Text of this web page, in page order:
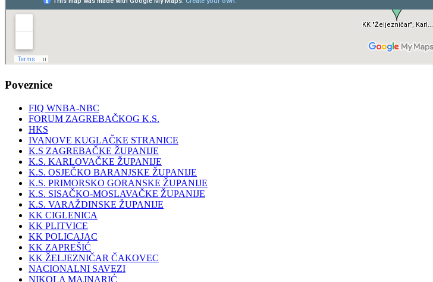
Poveznice
FIQ WNBA-NBC
FORUM ZAGREBAČKOG K.S.
HKS
IVANOVE KUGLAČKE STRANICE
K.S ZAGREBAČKE ŽUPANIJE
K.S. KARLOVAČKE ŽUPANIJE
K.S. OSJEČKO BARANJSKE ŽUPANIJE
K.S. PRIMORSKO GORANSKE ŽUPANIJE
K.S. SISAČKO-MOSLAVAČKE ŽUPANIJE
K.S. VARAŽDINSKE ŽUPANIJE
KK CIGLENICA
KK PLITVICE
KK POLICAJAC
KK ZAPREŠIĆ
KK ŽELJEZNIČAR ČAKOVEC
NACIONALNI SAVEZI
NIKOLA MAJNARIĆ